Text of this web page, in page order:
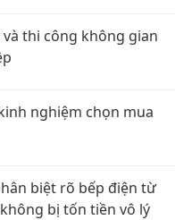
thi công không gian
nghiệm chọn mua
biệt rõ bếp điện từ
bị tốn tiền vô lý